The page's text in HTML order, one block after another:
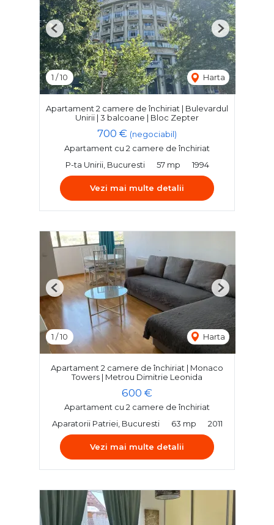
1 /10 Harta
Previous Next
Apartament 2 camere de închiriat | Bulevardul
Unirii | 3 balcoane | Bloc Zepter
700 € (negociabil)
Apartament cu 2 camere de închiriat
P-ta Unirii, Bucuresti
57 mp 1994
Vezi mai multe detalii
1 /10 Harta
Previous Next
Apartament 2 camere de închiriat | Monaco
Towers | Metrou Dimitrie Leonida
600 €
Apartament cu 2 camere de închiriat
Aparatorii Patriei, Bucuresti
63 mp 2011
Vezi mai multe detalii